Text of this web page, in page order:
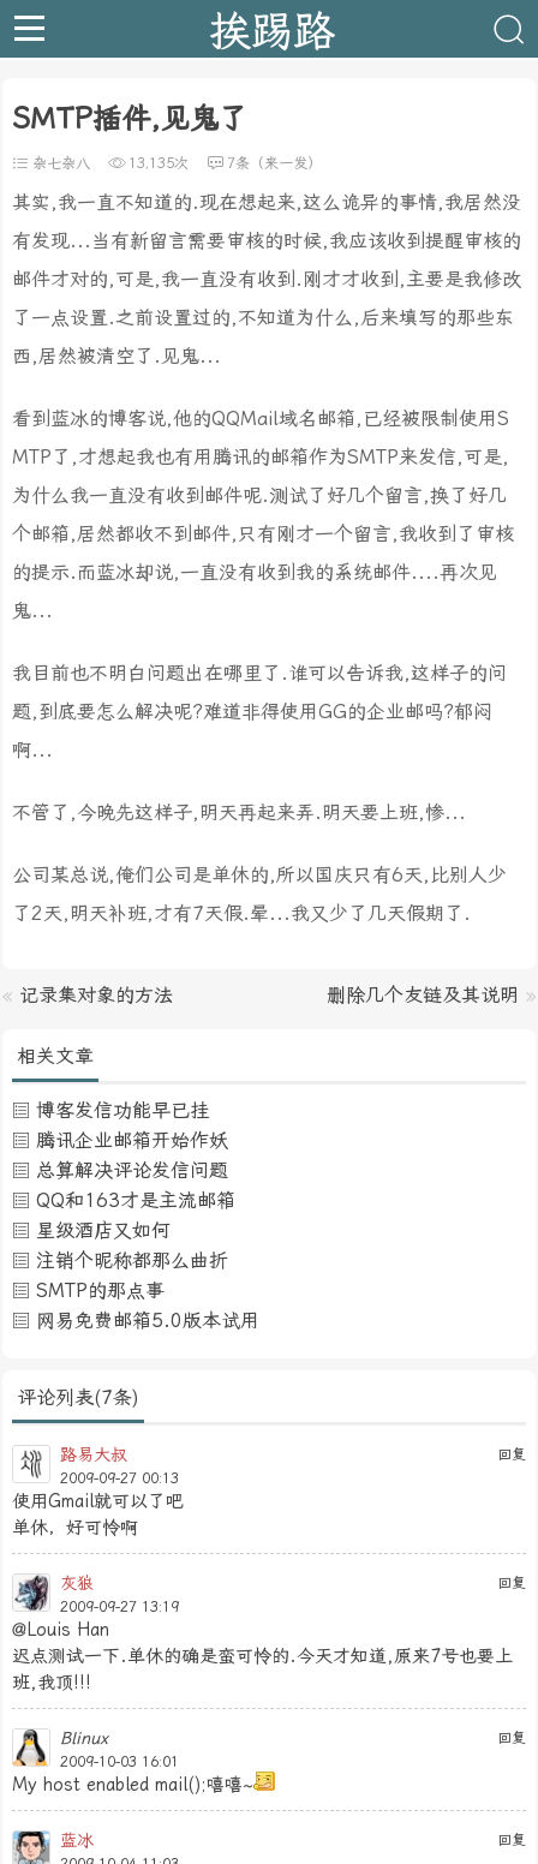
挨踢路
SMTP插件,见鬼了
杂七杂八 13,135次 7条（来一发）
其实,我一直不知道的.现在想起来,这么诡异的事情,我居然没
有发现...当有新留言需要审核的时候,我应该收到提醒审核的
邮件才对的,可是,我一直没有收到.刚才才收到,主要是我修改
了一点设置.之前设置过的,不知道为什么,后来填写的那些东
西,居然被清空了.见鬼...
看到蓝冰的博客说,他的QQMail域名邮箱,已经被限制使用S
MTP了,才想起我也有用腾讯的邮箱作为SMTP来发信,可是,
为什么我一直没有收到邮件呢.测试了好几个留言,换了好几
个邮箱,居然都收不到邮件,只有刚才一个留言,我收到了审核
的提示.而蓝冰却说,一直没有收到我的系统邮件....再次见
鬼...
我目前也不明白问题出在哪里了.谁可以告诉我,这样子的问
题,到底要怎么解决呢?难道非得使用GG的企业邮吗?郁闷
啊...
不管了,今晚先这样子,明天再起来弄.明天要上班,惨...
公司某总说,俺们公司是单休的,所以国庆只有6天,比别人少
了2天,明天补班,才有7天假.晕...我又少了几天假期了.
« 记录集对象的方法 删除几个友链及其说明 »
相关文章
博客发信功能早已挂
腾讯企业邮箱开始作妖
总算解决评论发信问题
QQ和163才是主流邮箱
星级酒店又如何
注销个昵称都那么曲折
SMTP的那点事
网易免费邮箱5.0版本试用
评论列表(7条)
回复
路易大叔
2009-09-27 00:13
使用Gmail就可以了吧
单休，好可怜啊
回复
灰狼
2009-09-27 13:19
@Louis Han
迟点测试一下.单休的确是蛮可怜的.今天才知道,原来7号也要上
班,我顶!!!
回复
Blinux
2009-10-03 16:01
My host enabled mail();嘻嘻~
回复
蓝冰